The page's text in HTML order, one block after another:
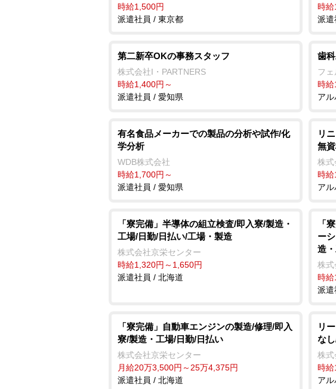
時給1,500円
派遣社員 / 東京都
時給
派遣
第二新卒OKの事務スタッフ
株式会社I・PARTNERS
時給1,400円～
派遣社員 / 愛知県
歯
フ
時給
ア
有名食品メーカーでの製品の分析や試作/化
学分析
WDB株式会社
時給1,700円～
派遣社員 / 愛知県
リ
無
株式
時給
ア
「寮完備」半導体の組立検査/即入寮/製造・
工場/日勤/日払い/工場・製造
株式会社京栄センター
時給1,320円～1,650円
派遣社員 / 北海道
「
ー
造
株式
時給
派遣
「寮完備」自動車エンジンの製造/修理/即入
寮/製造・工場/日勤/日払い
株式会社京栄センター
月給20万3,500円～25万4,375円
派遣社員 / 北海道
リ
な
株式
時給
ア